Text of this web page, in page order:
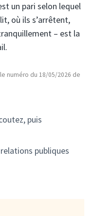
un pari selon lequel
où ils s’arrêtent,
– ​​est la
numéro du 18/05/2026 de
puis
publiques